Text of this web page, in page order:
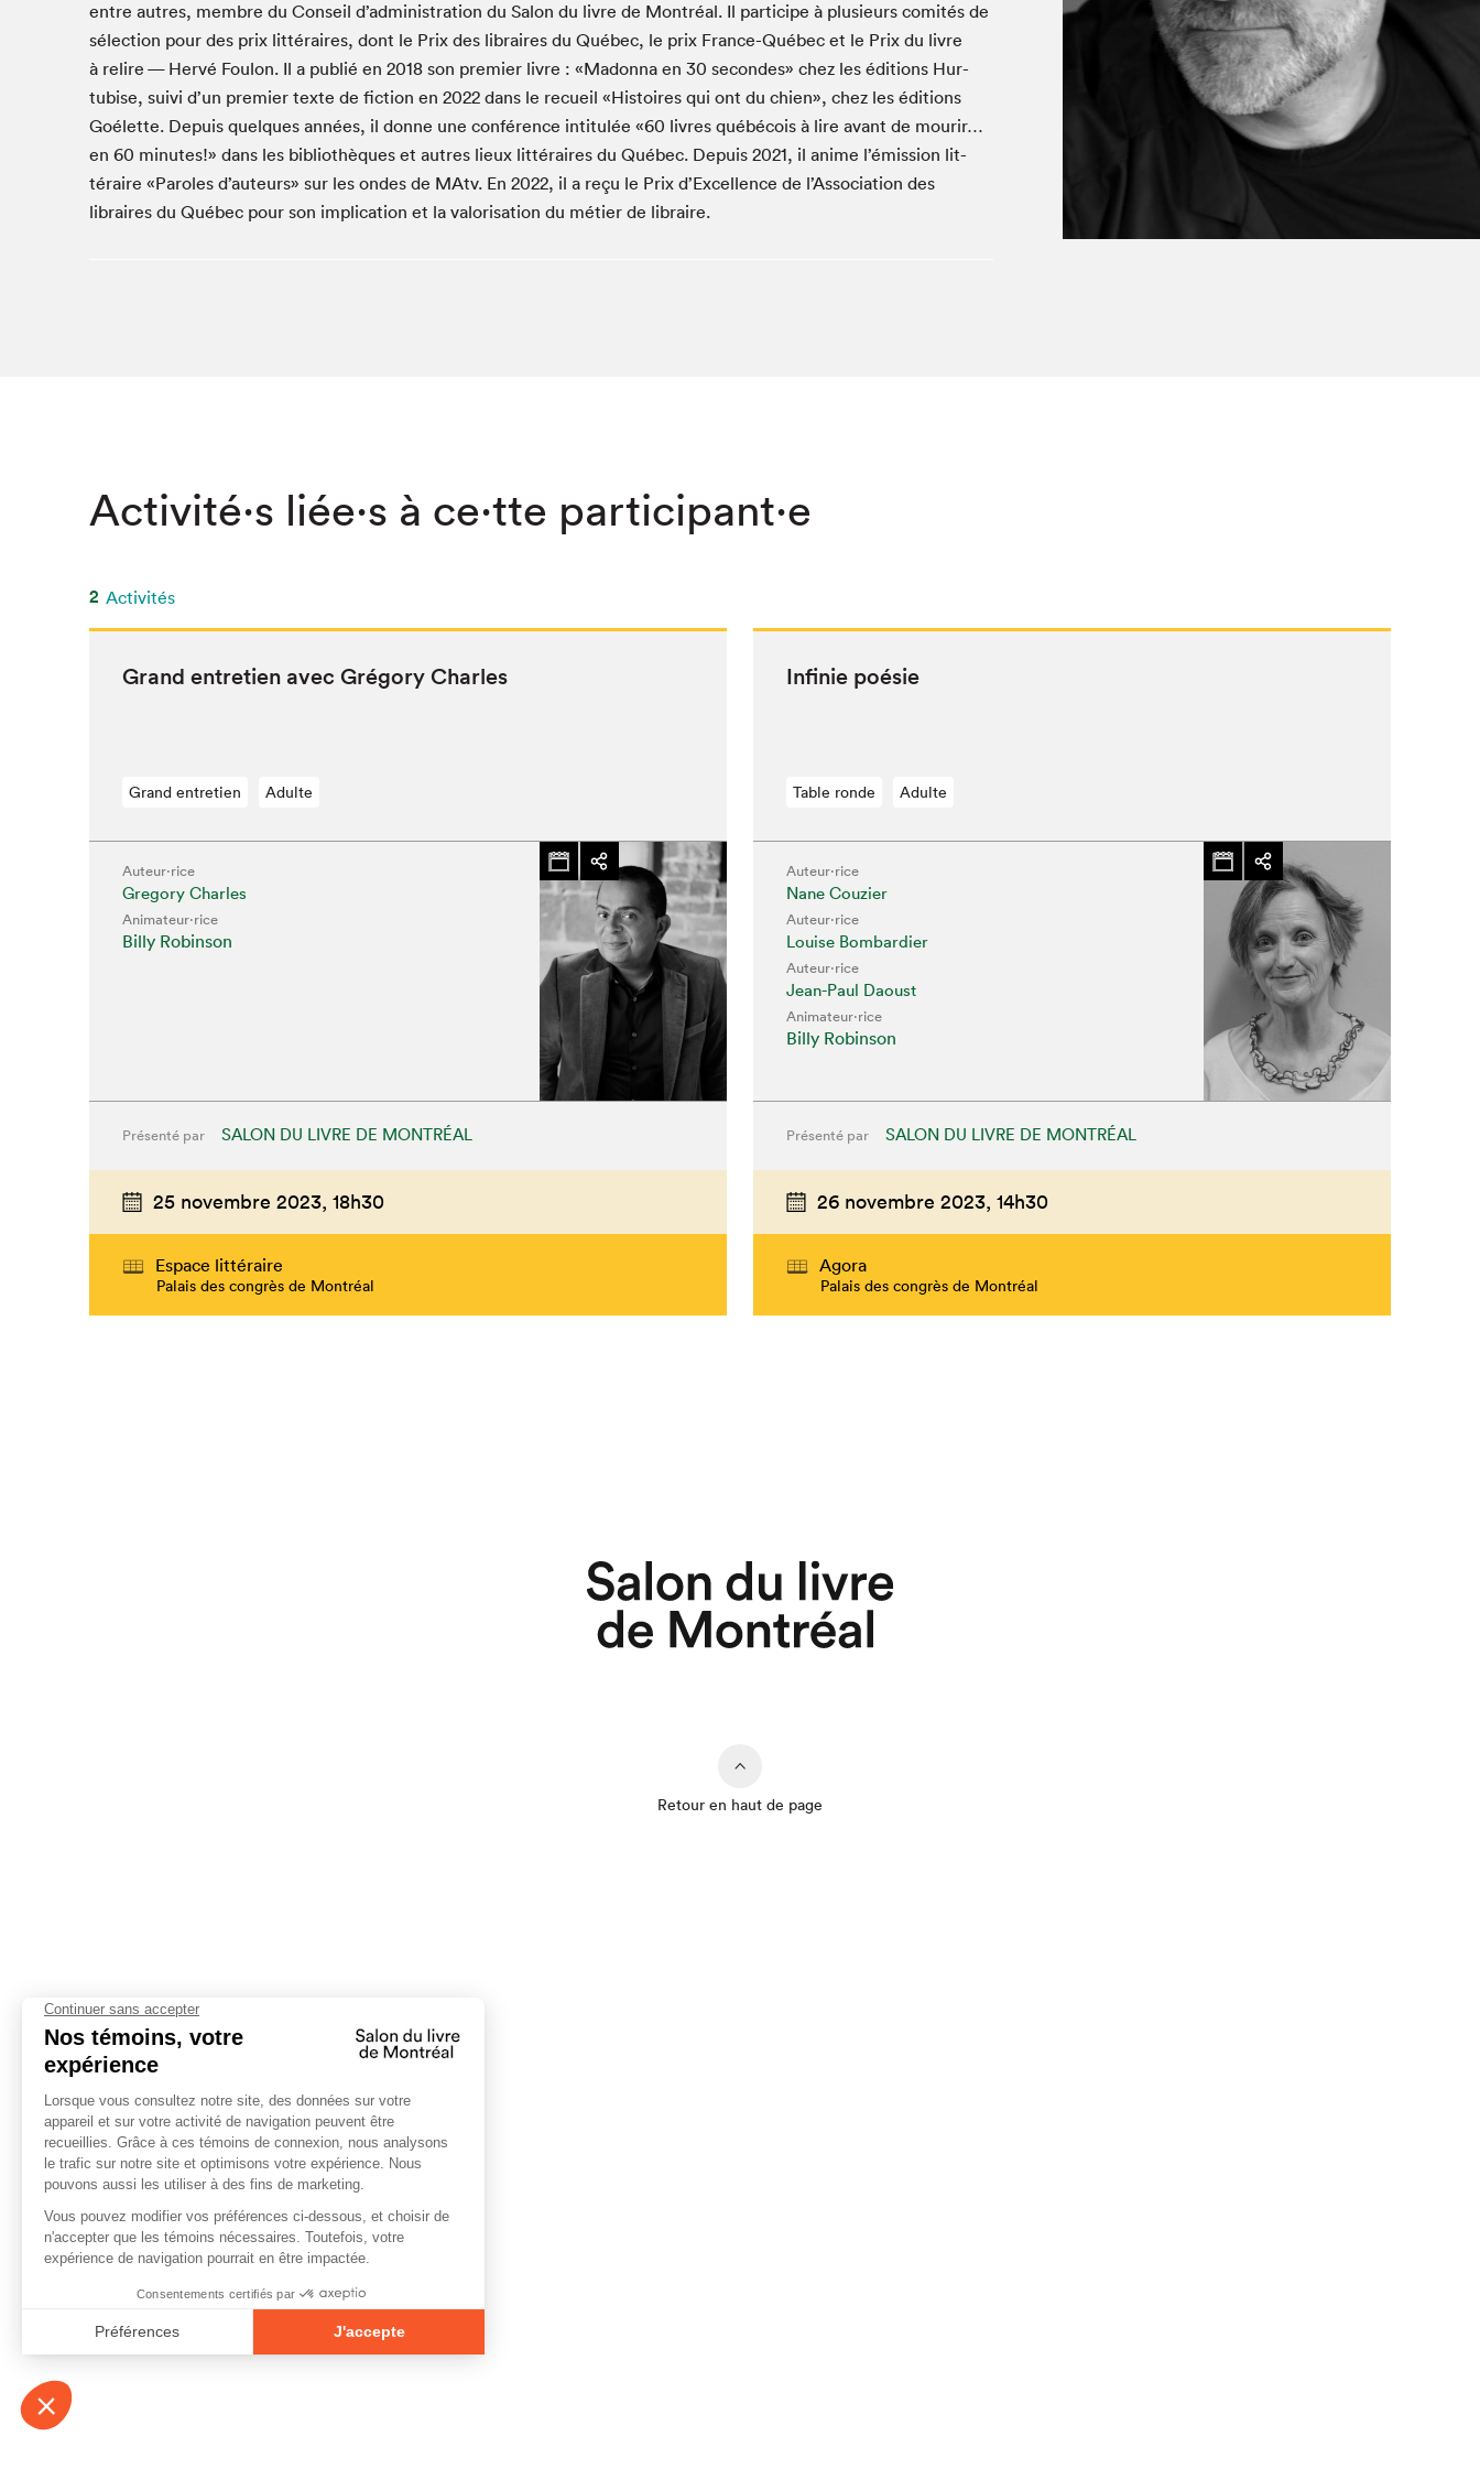
Café La Presse
Espace ado | Lis-moi MTL
Espace Côte-des-Neiges
Espace des tout-petits
Espace jeunesse présenté par Desjardins
Espace Radio-Canada
Espace Zines
La cabane à culture
La lecture en cadeau
La Maison des libraires
Le grand jeu de lecture à voix haute du Salon du livre
de Montréal
Le Salon dans ta classe
Lettres québécoises au Salon
Liseur Public
À propos du Salon
Liste des exposant·e·s
Liste des auteur·rice·s
Que cherchez-vous?
Fermer
entre autres, mem­bre du Con­seil d’administration du Salon du livre de Mon­tréal. Il par­ticipe à plusieurs comités de
sélec­tion pour des prix lit­téraires, dont le Prix des libraires du Québec, le prix France-Québec et le Prix du livre
à relire — Hervé Foulon. Il a pub­lié en 2018son pre­mier livre : «Madon­na en 30 sec­on­des» chez les édi­tions Hur­
tubise, suivi d’un pre­mier texte de fic­tion en 2022dans le recueil «His­toires qui ont du chien», chez les édi­tions
Goélette. Depuis quelques années, il donne une con­férence inti­t­ulée «60 livres québé­cois à lire avant de mourir…
en 60 min­utes!» dans les bib­lio­thèques et autres lieux lit­téraires du Québec. Depuis 2021, il ani­me l’émission lit­
téraire «Paroles d’auteurs» sur les ondes de MAtv. En 2022, il a reçu le Prix d’Ex­cel­lence de l’As­so­ci­a­tion des
libraires du Québec pour son impli­ca­tion et la val­ori­sa­tion du méti­er de libraire.
Activité⋅s liée⋅s à ce⋅tte participant⋅e
2 Activités
Grand entre­tien avec Gré­go­ry Charles
Grand entretien Adulte
Auteur·rice
Gregory Charles
Animateur⋅rice
Billy Robinson
Présenté par SALON DU LIVRE DE MONTRÉAL
25 novembre 2023, 18h30
Espace littéraire
Palais des congrès de Montréal
Infinie poésie
Table ronde Adulte
Auteur·rice
Nane Couzier
Auteur·rice
Louise Bombardier
Auteur·rice
Jean-Paul Daoust
Animateur⋅rice
Billy Robinson
Présenté par SALON DU LIVRE DE MONTRÉAL
26 novembre 2023, 14h30
Agora
Palais des congrès de Montréal
Retour en haut de page